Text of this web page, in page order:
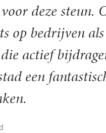
deze steun.
op bedrijven als
actief
een